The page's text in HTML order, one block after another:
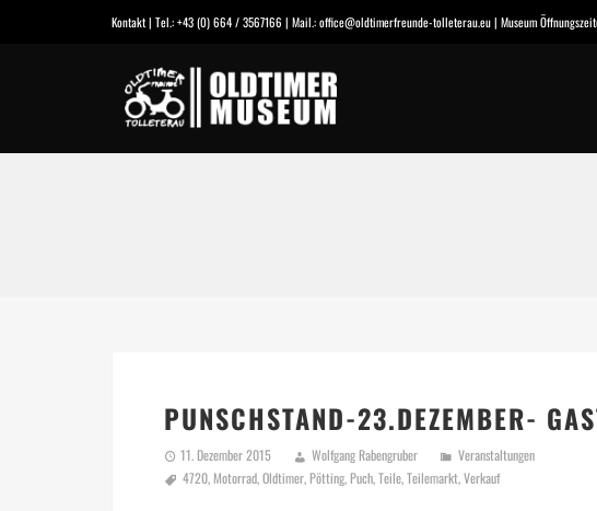
Kontakt | Tel.: +43 (0) 664 / 3567166 | Mail.: office@oldtimerfreunde-tolleterau.eu | Museum
PUNSCHSTAND-23.DEZEMBER-
11. Dezember 2015 Wolfgang Rabengruber
Veranstaltungen
4720, Motorrad,Oldtimer, Pötting, Puch,Teile,Teilemarkt,Verkauf